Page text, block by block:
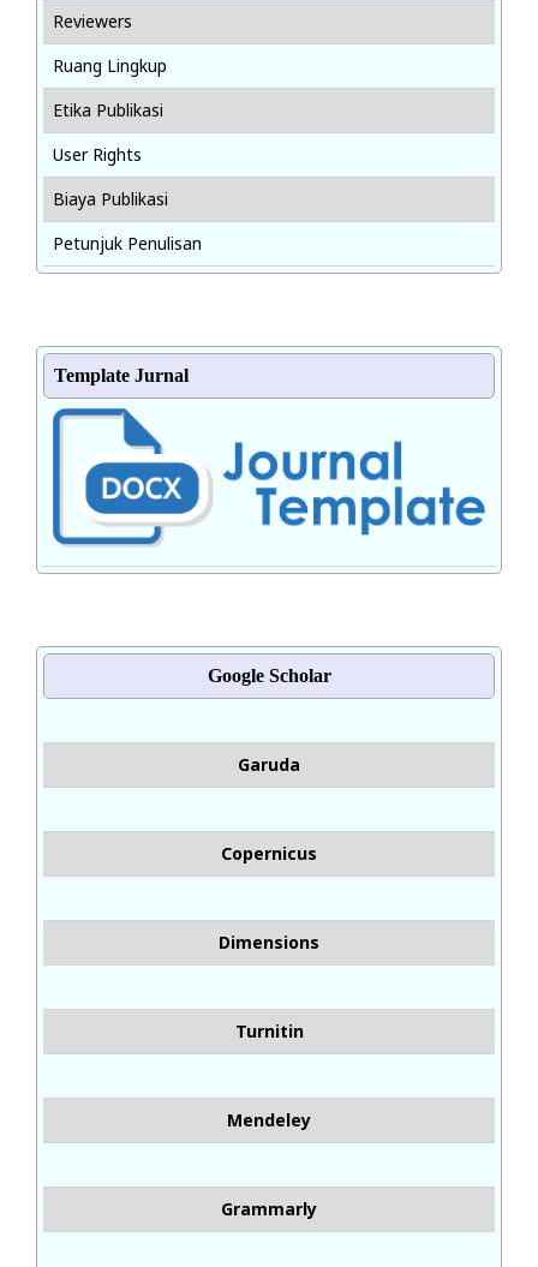
Reviewers
Ruang Lingkup
Etika Publikasi
User Rights
Biaya Publikasi
Petunjuk Penulisan
Template Jurnal
Google Scholar
Garuda
Copernicus
Dimensions
Turnitin
Mendeley
Grammarly